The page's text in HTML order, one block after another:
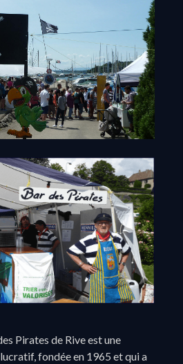
Pirates de Rive est une
fondée en 1965 et qui a